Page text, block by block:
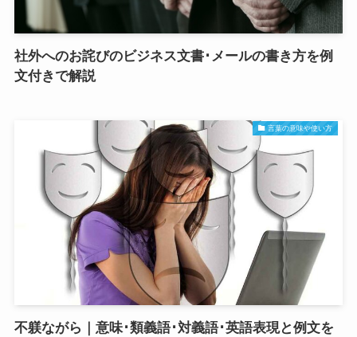
社外へのお詫びのビジネス文書･メールの書き方を例
文付きで解説
言葉の意味や使い方
不躾ながら｜意味･類義語･対義語･英語表現と例文を